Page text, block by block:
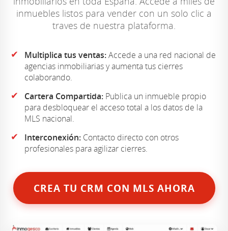
inmuebles listos para vender con un solo clic a
traves de nuestra plataforma.
✔ Multiplica tus ventas:Accede a una red nacional de
agencias inmobiliarias y aumenta tus cierres
colaborando.
✔ Cartera Compartida: Publica un inmueble propio
para desbloquear el acceso total a los datos de la
MLS nacional.
✔ Interconexión: Contacto directo con otros
profesionales para agilizar cierres.
CREA TU CRM CON MLS AHORA